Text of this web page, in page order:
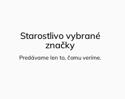
Starostlivo vybrané
značky
Predávame len to, čomu veríme.